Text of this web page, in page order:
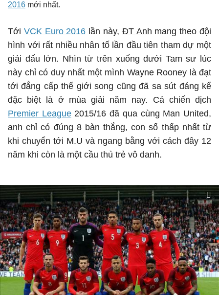
2016 mới nhất.
Tới VCK Euro 2016 lần này, ĐT Anh mang theo đội
hình với rất nhiều nhân tố lần đầu tiên tham dự một
giải đấu lớn. Nhìn từ trên xuống dưới Tam sư lúc
này chỉ có duy nhất một mình Wayne Rooney là đạt
tới đẳng cấp thế giới song cũng đã sa sút đáng kể
đặc biệt là ở mùa giải năm nay. Cả chiến dịch
Premier League2015/16 đã qua cùng Man United,
anh chỉ có đúng 8 bàn thắng, con số thấp nhất từ
khi chuyển tới M.U và ngang bằng với cách đây 12
năm khi còn là một cầu thủ trẻ vô danh.